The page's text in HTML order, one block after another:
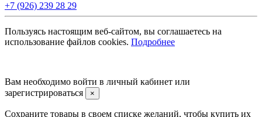
+7 (926) 239 28 29
Пользуясь настоящим веб-сайтом, вы соглашаетесь на
использование файлов cookies. Подробнее
Вам необходимо войти в личный кабинет или
зарегистрироваться
×
Сохраните товары в своем списке желаний, чтобы купить их